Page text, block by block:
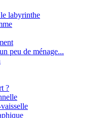
labyrinthe
peu de ménage...
?